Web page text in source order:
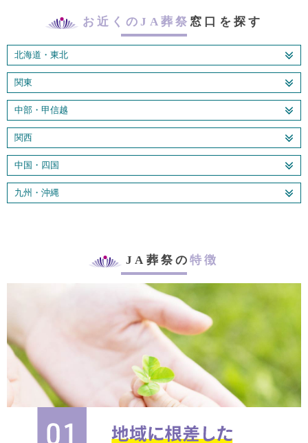
お近くのJA葬祭 窓口を探す
北海道・東北
関東
中部・甲信越
関西
中国・四国
九州・沖縄
JA葬祭の特徴